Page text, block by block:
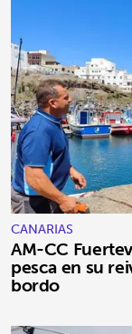
CANARIAS
AM-CC
pesca en su
bordo